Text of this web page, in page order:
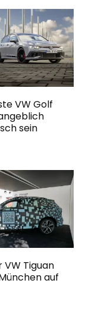
VW Golf
sein
Tiguan
auf